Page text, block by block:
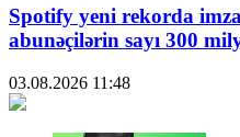
Spotify yeni rekorda
abunəçilərin sayı 300
03.08.2026 11:48